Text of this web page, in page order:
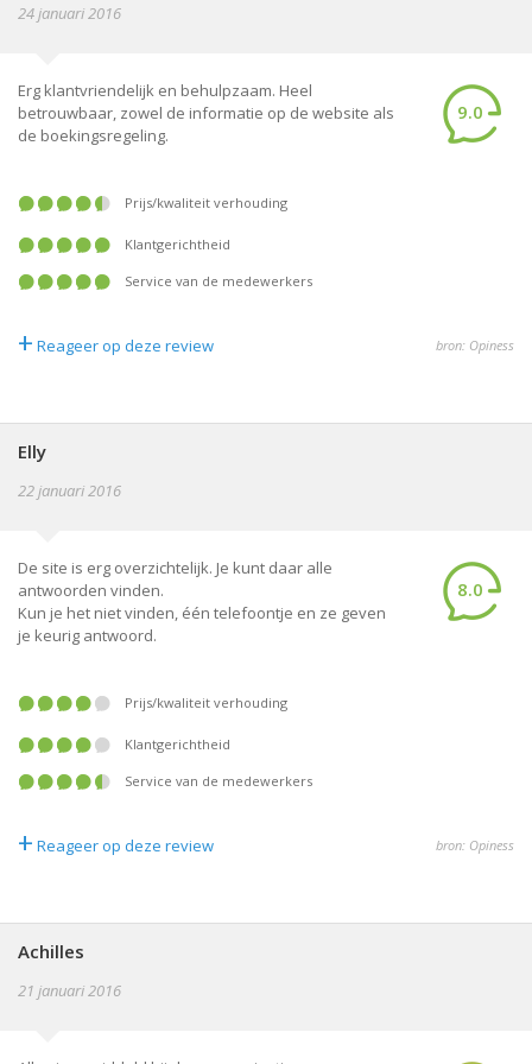
24 januari 2016
Erg klantvriendelijk en behulpzaam. Heel
betrouwbaar, zowel de informatie op de website als
de boekingsregeling.
9.0
prijs/kwaliteit verhouding
klantgerichtheid
service van de medewerkers
+ Reageer op deze review bron: Opiness
Elly
22 januari 2016
De site is erg overzichtelijk. Je kunt daar alle
antwoorden vinden.
Kun je het niet vinden, één telefoontje en ze geven
je keurig antwoord.
8.0
prijs/kwaliteit verhouding
klantgerichtheid
service van de medewerkers
+ Reageer op deze review bron: Opiness
Achilles
21 januari 2016